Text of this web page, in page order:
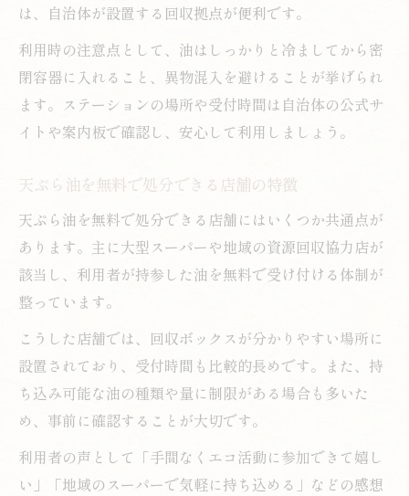
は、自治体が設置する回収拠点が便利です。
利用時の注意点として、油はしっかりと冷ましてから密
閉容器に入れること、異物混入を避けることが挙げられ
ます。ステーションの場所や受付時間は自治体の公式サ
イトや案内板で確認し、安心して利用しましょう。
天ぷら油を無料で処分できる店舗の特徴
天ぷら油を無料で処分できる店舗にはいくつか共通点が
あります。主に大型スーパーや地域の資源回収協力店が
該当し、利用者が持参した油を無料で受け付ける体制が
整っています。
こうした店舗では、回収ボックスが分かりやすい場所に
設置されており、受付時間も比較的長めです。また、持
ち込み可能な油の種類や量に制限がある場合も多いた
め、事前に確認することが大切です。
利用者の声として「手間なくエコ活動に参加できて嬉し
い」「地域のスーパーで気軽に持ち込める」などの感想